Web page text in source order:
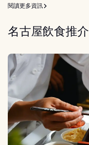
閱讀更多資訊
名古屋飲食推介